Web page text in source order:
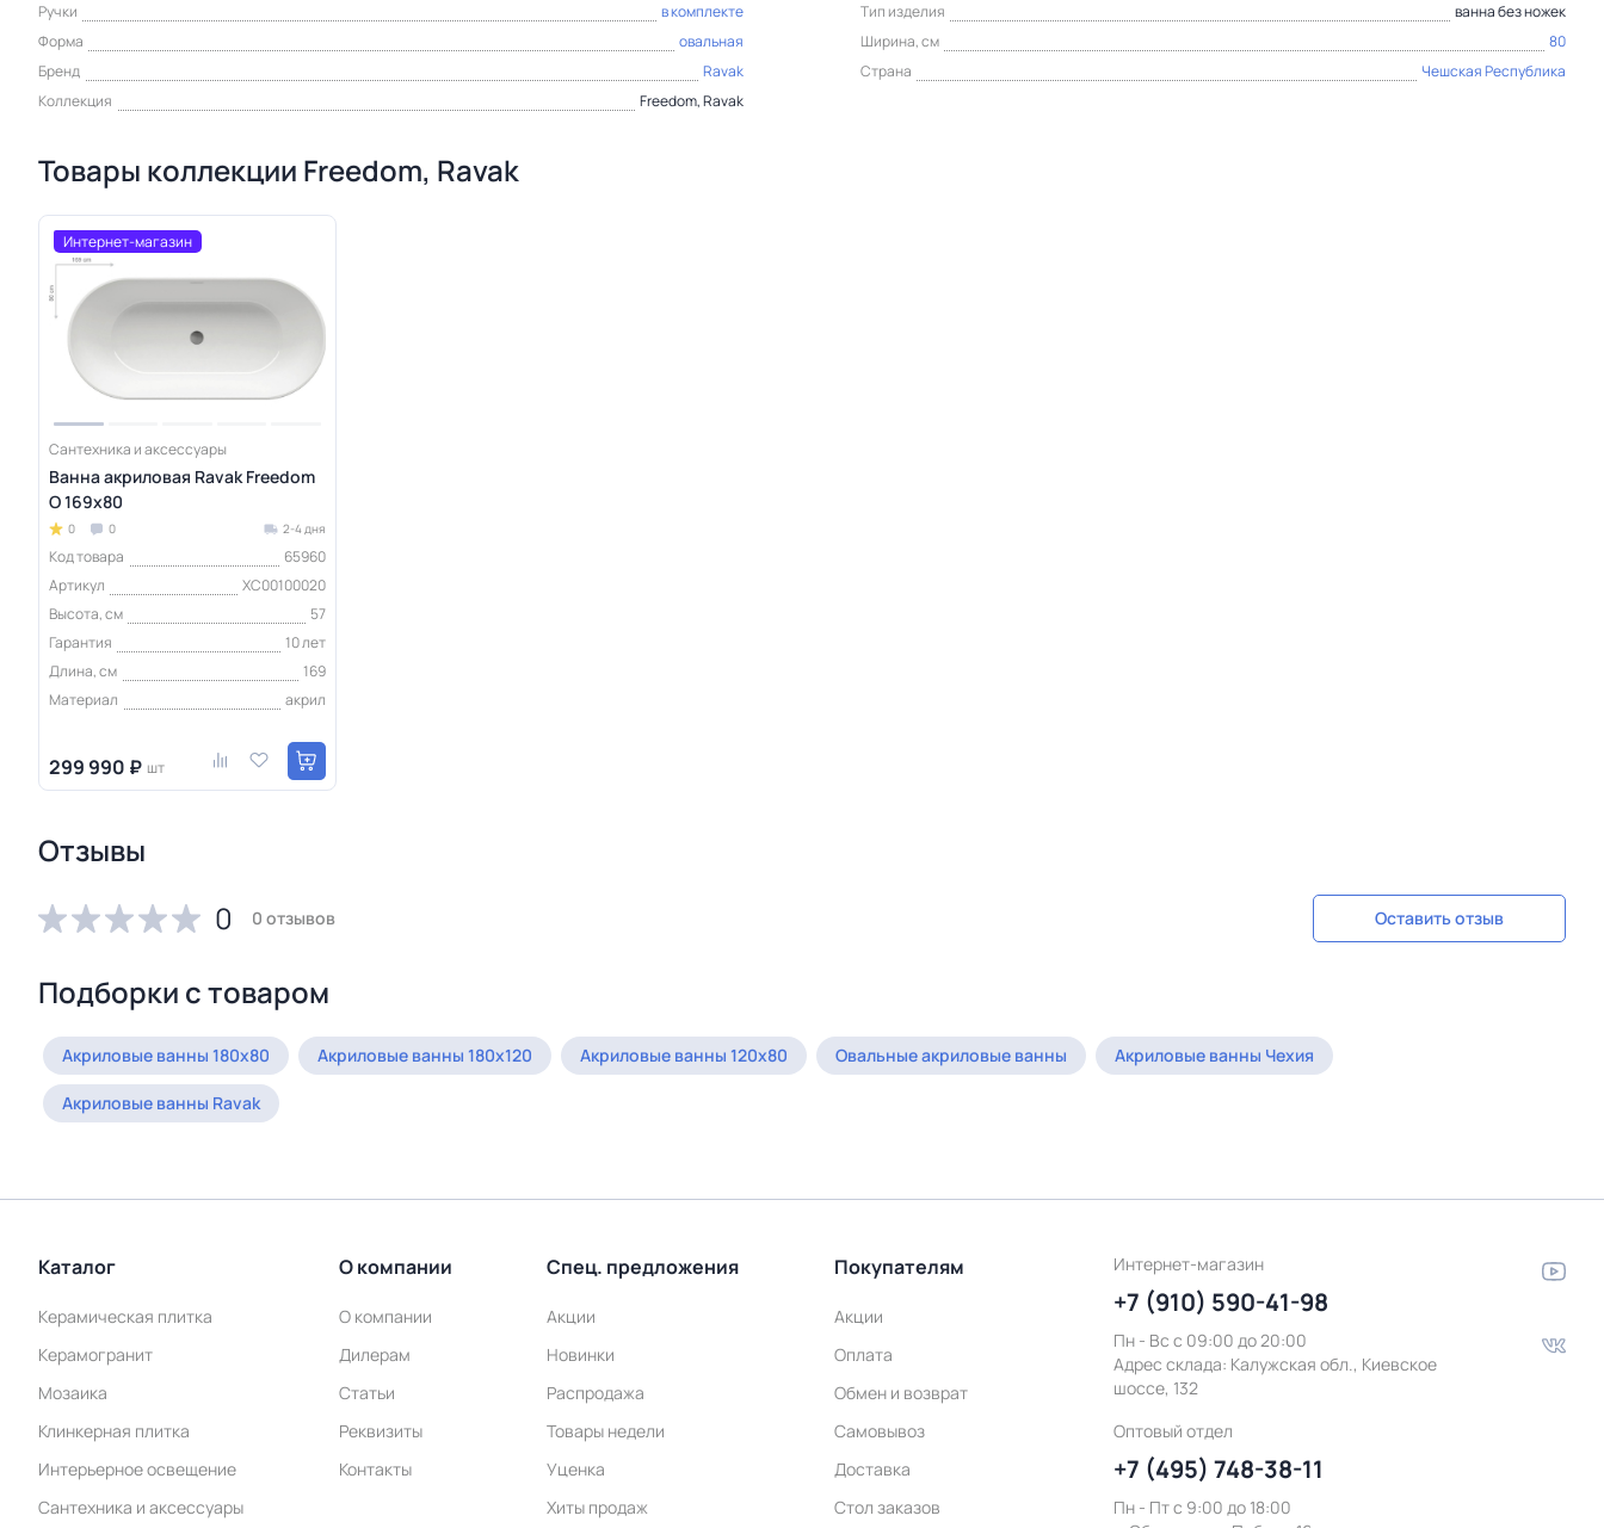
Ручки
в комплекте Тип изделия
ванна без ножек
Форма
овальная Ширина, см
80
Бренд
Ravak Страна
Чешская Республика
Коллекция
Freedom, Ravak
Товары коллекции Freedom, Ravak
Интернет-магазин
Сантехника и аксессуары
Ванна акриловая Ravak Freedom
O 169x80
0 0 2-4 дня
Код товара
65960
Артикул
XC00100020
Высота, см
57
Гарантия
10 лет
Длина, см
169
Материал
акрил
299 990 ₽ шт
Отзывы
0
0 отзывов Оставить отзыв
Подборки с товаром
Акриловые ванны 180х80 Акриловые ванны 180х120 Акриловые ванны 120х80 Овальные акриловые ванны Акриловые ванны Чехия
Акриловые ванны Ravak
Каталог
Керамическая плитка
Керамогранит
Мозаика
Клинкерная плитка
Интерьерное освещение
Сантехника и аксессуары
О компании
О компании
Дилерам
Статьи
Реквизиты
Контакты
Спец. предложения
Акции
Новинки
Распродажа
Товары недели
Уценка
Хиты продаж
Покупателям
Акции
Оплата
Обмен и возврат
Самовывоз
Доставка
Стол заказов
Интернет-магазин
+7 (910) 590-41-98
Пн - Вс с 09:00 до 20:00
Адрес склада: Калужская обл., Киевское
шоссе, 132
Оптовый отдел
+7 (495) 748-38-11
Пн - Пт c 9:00 до 18:00